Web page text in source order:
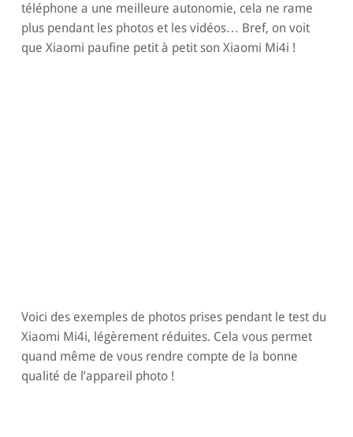
téléphone a une meilleure autonomie, cela ne rame
plus pendant les photos et les vidéos… Bref, on voit
que Xiaomi paufine petit à petit son Xiaomi Mi4i !
Voici des exemples de photos prises pendant le test du
Xiaomi Mi4i, légèrement réduites. Cela vous permet
quand même de vous rendre compte de la bonne
qualité de l’appareil photo !